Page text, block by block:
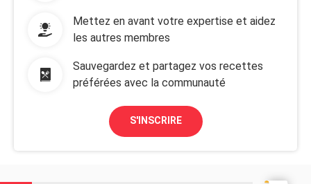
Mettez en avant votre expertise et aidez
les autres membres
Sauvegardez et partagez vos recettes
préférées avec la communauté
S'INSCRIRE